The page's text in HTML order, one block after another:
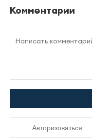
Комментарии
Авторизоваться